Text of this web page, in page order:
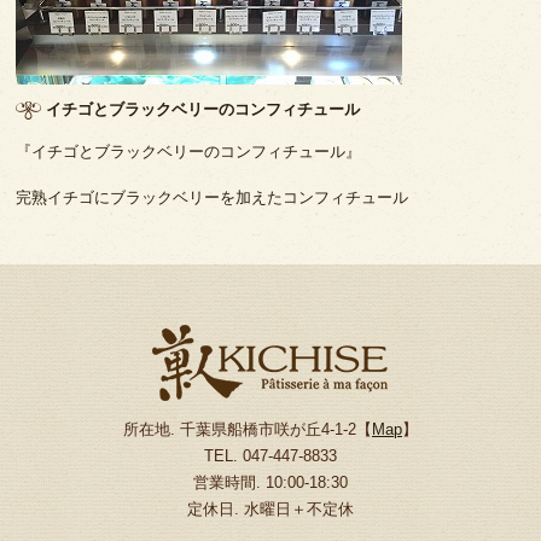
イチゴとブラックベリーのコンフィチュール
『イチゴとブラックベリーのコンフィチュール』
完熟イチゴにブラックベリーを加えたコンフィチュール
所在地. 千葉県船橋市咲が丘4-1-2【 Map】
TEL. 047-447-8833
営業時間. 10:00-18:30
定休日. 水曜日＋不定休